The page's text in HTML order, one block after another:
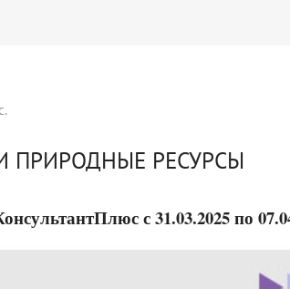
РЕСУРСЫ
с 31.03.2025 по